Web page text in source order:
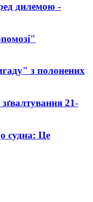
дилемою -
з полонених
21-
судна: Це